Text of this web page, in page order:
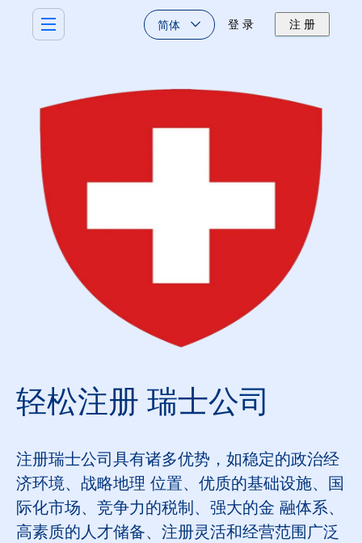
简体 登 录 注 册
轻松注册 瑞士公司
注册瑞士公司具有诸多优势，如稳定的政治经
济环境、战略地理 位置、优质的基础设施、国
际化市场、竞争力的税制、强大的金 融体系、
高素质的人才储备、注册灵活和经营范围广泛